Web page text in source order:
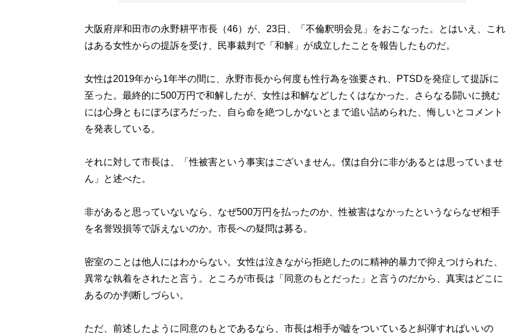
大阪府岸和田市の永野耕平市長（46）が、23日、「不倫釈明会見」をおこなった。とはいえ、これ
はある女性からの提訴を受け、民事裁判で「和解」が成立したことを報告したものだ。
女性は2019年から1年半の間に、永野市長から何度も性行為を強要され、PTSDを発症して提訴に
至った。最終的に500万円で和解したが、女性は和解などしたくはなかった、さらなる闘いに挑む
には心身ともにぼろぼろだった、自ら命を絶つしかないとまで追い詰められた、悔しいとコメント
を発表している。
それに対して市長は、「性被害という事実はございません。僕は自分に非があるとは思っていませ
ん」と述べた。
非があると思っていないなら、なぜ500万円を払ったのか、性被害はなかったというならなぜ相手
を名誉毀損等で訴えないのか。市長への疑問は募る。
密室のことは他人にはわからない。女性は泣きながら拒絶したのに精神的暴力で抑えつけられた、
異常な執着をされたと言う。ところが市長は「同意のもとだった」と言うのだから、真実はどこに
あるのか判断しづらい。
ただ、前述したように同意のもとであるなら、市長は相手が嘘をついていると糾弾すればいいの